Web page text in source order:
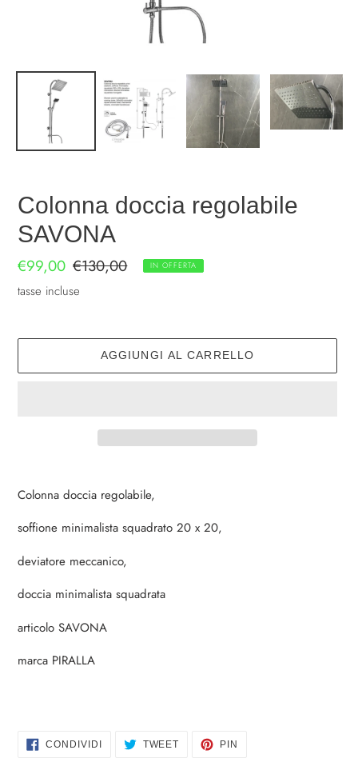
Colonna doccia regolabile
SAVONA
Prezzo
scontato
€99,00 Prezzo
di
€130,00 IN OFFERTA
tasse incluse
AGGIUNGI AL CARRELLO
del
prodotto
nel
Colonna doccia regolabile,
soffione minimalista squadrato 20 x 20,
deviatore meccanico,
doccia minimalista squadrata
articolo SAVONA
marca PIRALLA
CONDIVIDICONDIVIDI
SU
TWEET TWITTA
PIN